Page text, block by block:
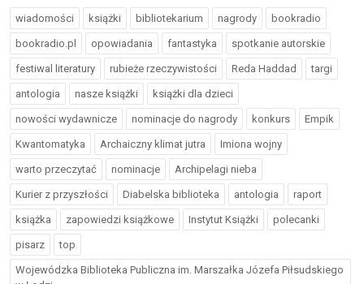
wiadomości książki bibliotekarium nagrody bookradio
bookradio.pl opowiadania fantastyka spotkanie autorskie
festiwal literatury rubieże rzeczywistości Reda Haddad targi
antologia nasze książki książki dla dzieci
nowości wydawnicze nominacje do nagrody konkurs Empik
Kwantomatyka Archaiczny klimat jutra Imiona wojny
warto przeczytać nominacje Archipelagi nieba
Kurier z przyszłości Diabelska biblioteka antologia raport
książka zapowiedzi książkowe Instytut Książki polecanki
pisarz top
Wojewódzka Biblioteka Publiczna im. Marszałka Józefa Piłsudskiego